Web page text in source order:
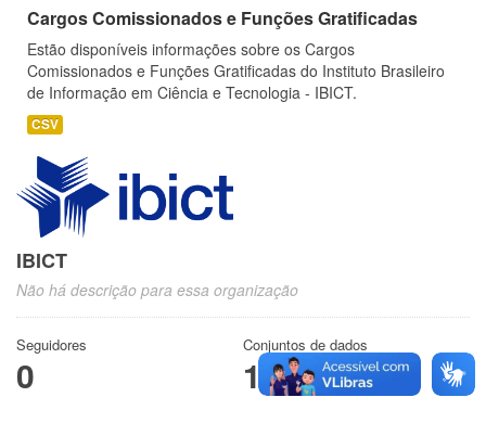
Cargos Comissionados e Funções Gratificadas
Estão disponíveis informações sobre os Cargos
Comissionados e Funções Gratificadas do Instituto Brasileiro
de Informação em Ciência e Tecnologia - IBICT.
CSV
IBICT
Não há descrição para essa organização
Seguidores
0
Conjuntos de dados
1